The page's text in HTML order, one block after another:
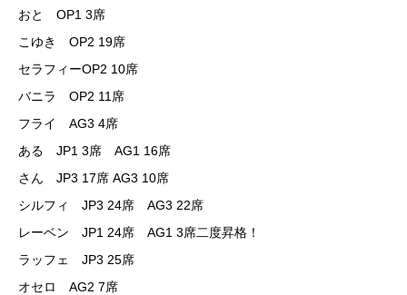
おと OP1 3席
こゆき OP2 19席
セラフィーOP2 10席
バニラ OP2 11席
フライ AG3 4席
ある JP1 3席 AG1 16席
さん JP3 17席 AG3 10席
シルフィ JP3 24席 AG3 22席
レーベン JP1 24席 AG1 3席二度昇格！
ラッフェ JP3 25席
オセロ AG2 7席